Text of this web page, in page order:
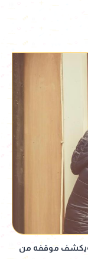
ويكشف موقفه من